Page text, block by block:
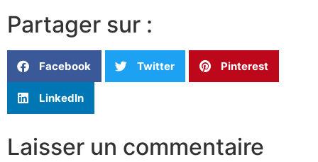
Partager sur :
Facebook Twitter Pinterest
LinkedIn
Laisser un commentaire